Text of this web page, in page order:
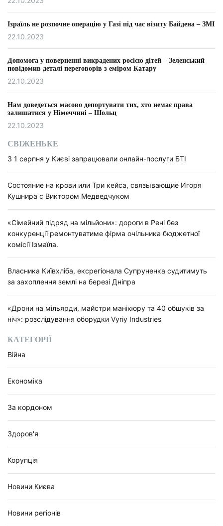
Ізраїль не розпочне операцію у Газі під час візиту Байдена – ЗМІ
22.10.2023
Допомога у поверненні викрадених росією дітей – Зеленський
повідомив деталі переговорів з еміром Катару
22.10.2023
Нам доведеться масово депортувати тих, хто немає права
залишатися у Німеччині – Шольц
22.10.2023
СВІЖЕНЬКЕ
З 1 серпня у Києві запрацювали онлайн-послуги БТІ
Состояние на крови или Три кейса, связывающие Игоря
Кушнира с Виктором Медведчуком
«Сімейний підряд на мільйони»: дороги в Рені без
конкуренції ремонтуватиме фірма очільника бюджетної
комісії Ізмаїла.
Власника Київхліба, ексрегіонала Супруненка судитимуть
за захоплення землі на березі Дніпра
«Дрони на мільярди, майстри манікюру та 40 обшуків за
ніч»: розслідування оборудки Vyriy Industries
КАТЕГОРІЇ
Війна
Економіка
За кордоном
Здоров'я
Корупція
Новини Києва
Новини регіонів